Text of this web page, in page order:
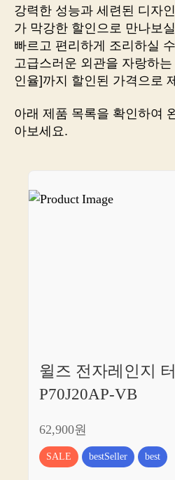
강력한 성능과 세련된 디자
가 막강한 할인으로 만나보
빠르고 편리하게 조리하실
고급스러운 외관을 자랑하
인율]까지 할인된 가격으로
아래 제품 목록을 확인하여
아보세요.
윌즈 전자레인지
P70J20AP-VB
62,900원
SALE bestSeller best